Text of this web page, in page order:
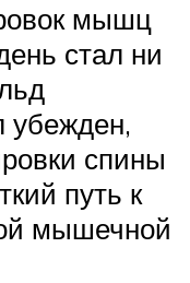
мышц
стал ни
убежден,
спины
путь к
мышечной